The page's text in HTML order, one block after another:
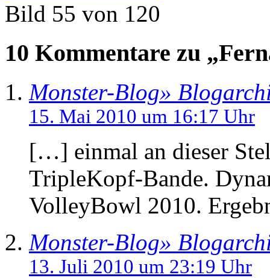
Bild 55 von 120
10 Kommentare zu
Monster-Blog»
15. Mai 2010 um 16:17 Uhr
[…] einmal an dieser
TripleKopf-Bande.
VolleyBowl 2010.
Monster-Blog»
13. Juli 2010 um 23:19 Uhr